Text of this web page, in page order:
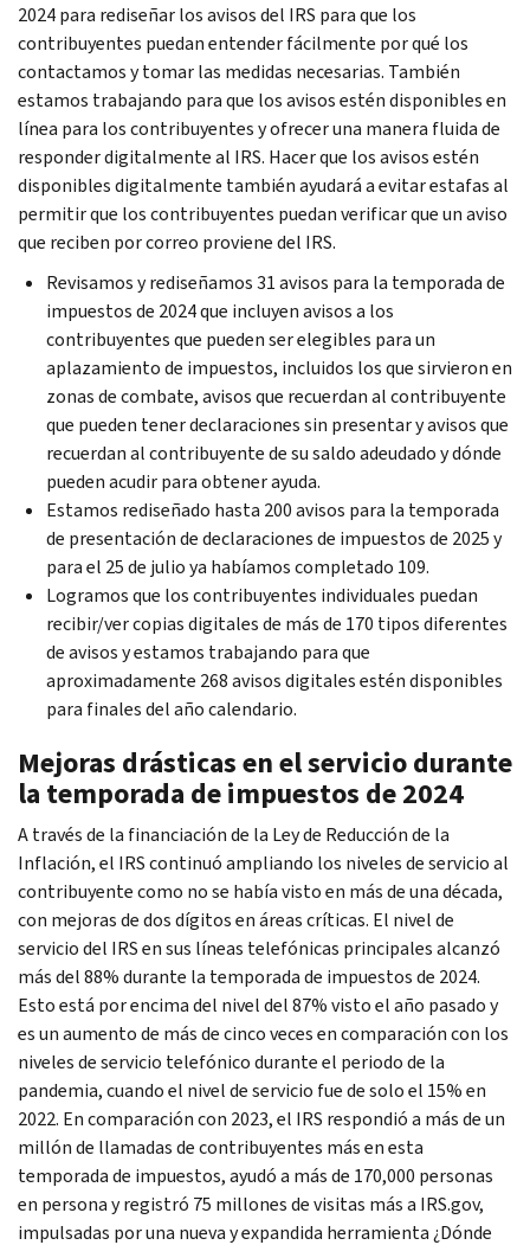
2024 para rediseñar los avisos del IRS para que los
contribuyentes puedan entender fácilmente por qué los
contactamos y tomar las medidas necesarias. También
estamos trabajando para que los avisos estén disponibles en
línea para los contribuyentes y ofrecer una manera fluida de
responder digitalmente al IRS. Hacer que los avisos estén
disponibles digitalmente también ayudará a evitar estafas al
permitir que los contribuyentes puedan verificar que un aviso
que reciben por correo proviene del IRS.
Revisamos y rediseñamos 31 avisos para la temporada de
impuestos de 2024 que incluyen avisos a los
contribuyentes que pueden ser elegibles para un
aplazamiento de impuestos, incluidos los que sirvieron en
zonas de combate, avisos que recuerdan al contribuyente
que pueden tener declaraciones sin presentar y avisos que
recuerdan al contribuyente de su saldo adeudado y dónde
pueden acudir para obtener ayuda.
Estamos rediseñado hasta 200 avisos para la temporada
de presentación de declaraciones de impuestos de 2025 y
para el 25 de julio ya habíamos completado 109.
Logramos que los contribuyentes individuales puedan
recibir/ver copias digitales de más de 170 tipos diferentes
de avisos y estamos trabajando para que
aproximadamente 268 avisos digitales estén disponibles
para finales del año calendario.
Mejoras drásticas en el servicio durante
la temporada de impuestos de 2024
A través de la financiación de la Ley de Reducción de la
Inflación, el IRS continuó ampliando los niveles de servicio al
contribuyente como no se había visto en más de una década,
con mejoras de dos dígitos en áreas críticas. El nivel de
servicio del IRS en sus líneas telefónicas principales alcanzó
más del 88% durante la temporada de impuestos de 2024.
Esto está por encima del nivel del 87% visto el año pasado y
es un aumento de más de cinco veces en comparación con los
niveles de servicio telefónico durante el periodo de la
pandemia, cuando el nivel de servicio fue de solo el 15% en
2022. En comparación con 2023, el IRS respondió a más de un
millón de llamadas de contribuyentes más en esta
temporada de impuestos, ayudó a más de 170,000 personas
en persona y registró 75 millones de visitas más a IRS.gov,
impulsadas por una nueva y expandida herramienta ¿Dónde